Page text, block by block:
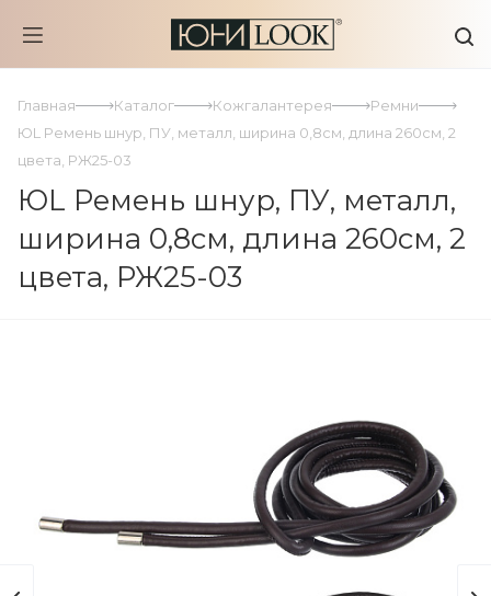
Главная Каталог Кожгалантерея
Ремни
ЮL Ремень шнур, ПУ, металл, ширина 0,8см, длина 260см, 2
цвета, РЖ25-03
ЮL Ремень шнур, ПУ, металл,
ширина 0,8см, длина 260см, 2
цвета, РЖ25-03